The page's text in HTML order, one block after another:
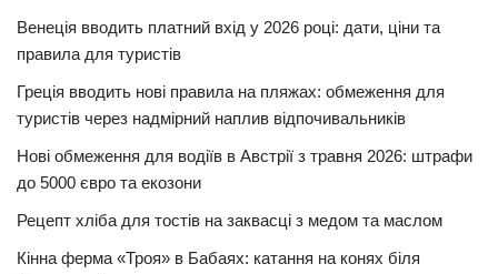
Венеція вводить платний вхід у 2026 році: дати, ціни та
правила для туристів
Греція вводить нові правила на пляжах: обмеження для
туристів через надмірний наплив відпочивальників
Нові обмеження для водіїв в Австрії з травня 2026: штрафи
до 5000 євро та екозони
Рецепт хліба для тостів на заквасці з медом та маслом
Кінна ферма «Троя» в Бабаях: катання на конях біля